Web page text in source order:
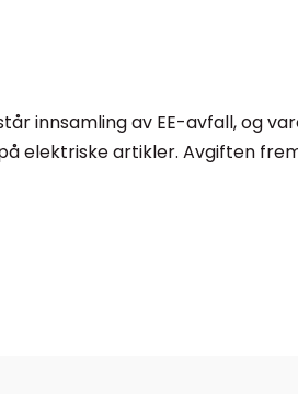
innsamling av EE-avfall, og
elektriske artikler. Avgiften